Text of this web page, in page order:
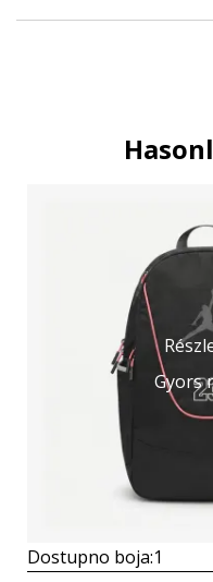
Gyors
Dostupno boja:1